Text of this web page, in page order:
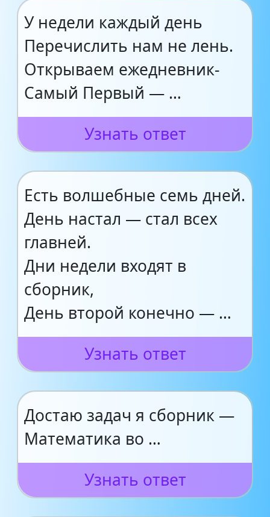
У недели каждый день
Перечислить нам не лень.
Открываем ежедневник-
Самый Первый — …
Узнать ответ
Есть волшебные семь дней.
День настал — стал всех
главней.
Дни недели входят в
сборник,
День второй конечно — …
Узнать ответ
Достаю задач я сборник —
Математика во …
Узнать ответ